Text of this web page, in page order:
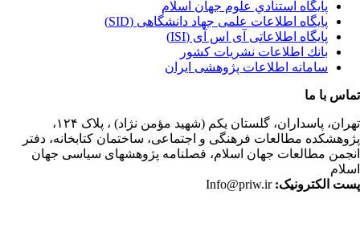
پايگاه استنادي علوم جهان اسلام
پایگاه اطلاعات علمی جهاد دانشگاهی (SID)
پایگاه اطلاعاتی آی اس آی (ISI)
بانك اطلاعات نشريات كشور
سامانه اطلاعات پژوهشی ایران
با ما
پاسداران، گلستان یکم (شهید مؤمن نژاد) ، پلاک ۱۲۴،
مطالعات فرهنگی و اجتماعی، ساختمان کتابخانه، دفتر
مطالعات جهان اسلام، فصلنامه پژوهشهای سیاسی جهان
الکترونیک:Info@priw.ir